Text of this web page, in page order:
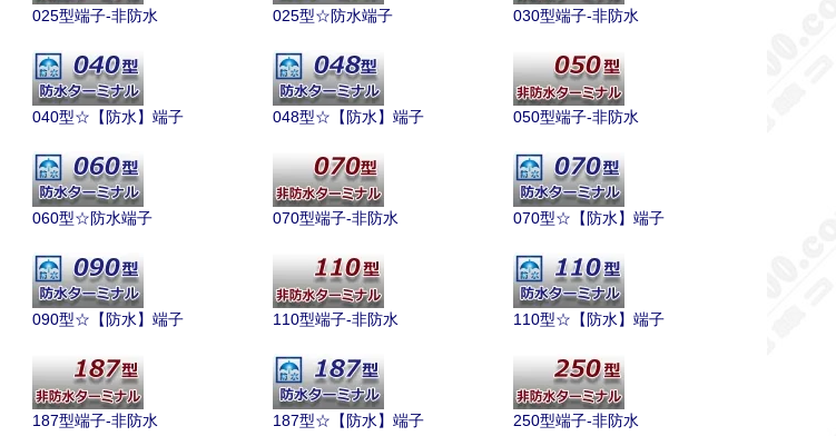
025型端子-非防水 025型☆防水端子 030型端子-非防水
040型☆【防水】端子 048型☆【防水】端子 050型端子-非防水
060型☆防水端子 070型端子-非防水 070型☆【防水】端子
090型☆【防水】端子 110型端子-非防水 110型☆【防水】端子
187型端子-非防水 187型☆【防水】端子 250型端子-非防水